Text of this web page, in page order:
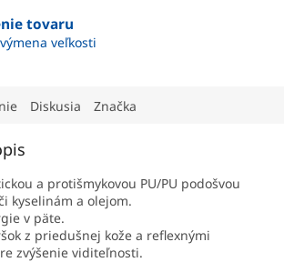
tovaru
veľkosti
Diskusia Značka
a protišmykovou PU/PU podošvou
kyselinám a olejom.
v päte.
z priedušnej kože a reflexnými
zvýšenie viditeľnosti.